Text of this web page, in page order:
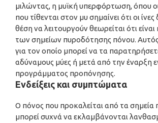
μιλώντας, η μυϊκή υπερφόρτωση, όπου
που τίθενται στον μυ σημαίνει ότι οι ίνες
θέση να λειτουργούν θεωρείται ότι είναι
των σημείων πυροδότησης πόνου. Αυτός
για τον οποίο μπορεί να τα
αδύναμους μύες ή μετά από την έναρξη
προγράμματος προπόνησης.
Ενδείξεις και συμπτώματα
Ο πόνος που προκαλείται από τα
μπορεί συχνά να εκλαμβάνονται